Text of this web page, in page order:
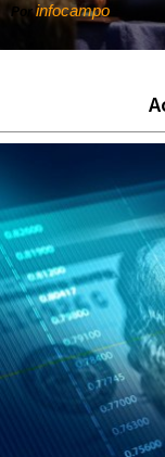
Porinfocampo